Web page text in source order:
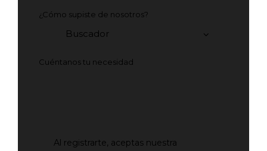
¿Cómo supiste de nosotros?
Cuéntanos tu necesidad
Al registrarte, aceptas nuestra